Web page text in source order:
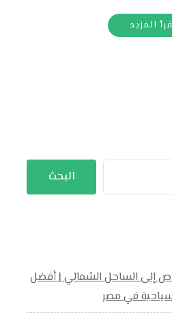
المزيد
البحث
إلى الساحل الشمالي | أفضل
في مصر